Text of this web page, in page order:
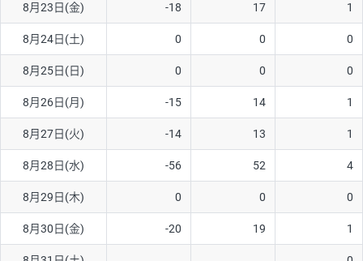
8月23日(金) -18 17 1
8月24日(土) 0 0 0
8月25日(日) 0 0 0
8月26日(月) -15 14 1
8月27日(火) -14 13 1
8月28日(水) -56 52 4
8月29日(木) 0 0 0
8月30日(金) -20 19 1